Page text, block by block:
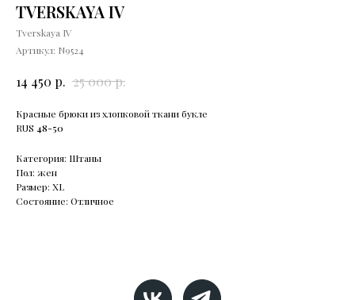
TVERSKAYA IV
Tverskaya IV
Артикул: N9524
14 450 р. 25 000р.
Красные брюки из хлопковой ткани букле
RUS 48-50
Категория: Штаны
Пол: жен
Размер: XL
Состояние: Отличное